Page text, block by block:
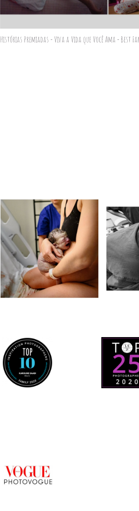
Histórias Premiadas - Viva a Vida que Você Ama - Best